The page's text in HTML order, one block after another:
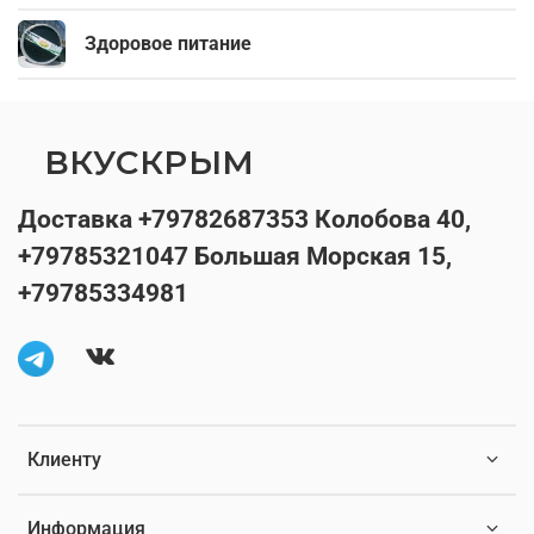
Здоровое питание
Клиенту
Информация
Доставка +79782687353 Колобова 40,
+79785321047 Большая Морская 15,
+79785334981
ВКУСКРЫМ